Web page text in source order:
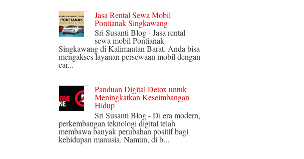
Jasa Rental Sewa Mobil
Pontianak Singkawang
Sri Susanti Blog - Jasa rental
sewa mobil Pontianak
Singkawang di Kalimantan Barat. Anda bisa
mengakses layanan persewaan mobil dengan
car...
Panduan Digital Detox untuk
Meningkatkan Keseimbangan
Hidup
Sri Susanti Blog - Di era modern,
perkembangan teknologi digital telah
membawa banyak perubahan positif bagi
kehidupan manusia. Namun, di b...